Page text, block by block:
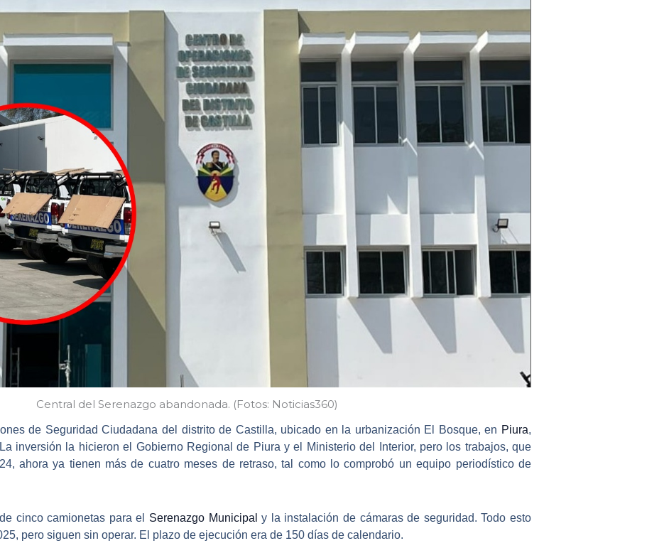
Central del Serenazgo abandonada. (Fotos: Noticias360)
de Seguridad Ciudadana del distrito de Castilla, ubicado en la urbanización El Bosque, en Piura,
inversión la hicieron el Gobierno Regional de Piura y el Ministerio del Interior, pero los trabajos, que
ahora ya tienen más de cuatro meses de retraso, tal como lo comprobó un equipo periodístico de
cinco camionetas para el Serenazgo Municipal y la instalación de cámaras de seguridad. Todo esto
pero siguen sin operar. El plazo de ejecución era de 150 días de calendario.